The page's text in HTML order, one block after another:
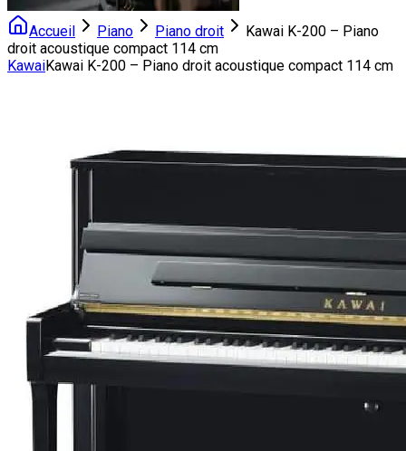
Accueil Piano Piano droit
Kawai K-200 – Piano
droit acoustique compact 114 cm
KawaiKawai K-200 – Piano droit acoustique compact 114 cm